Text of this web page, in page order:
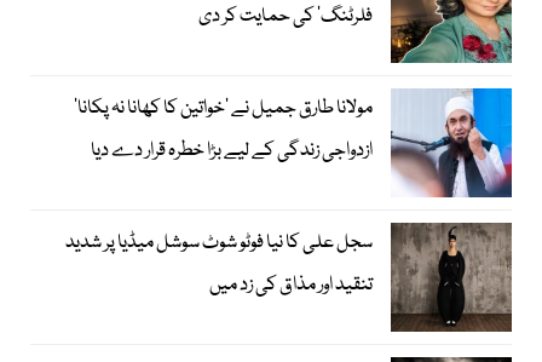
فلرٹنگ‘ کی حمایت کر دی
مولانا طارق جمیل نے ’خواتین کا کھانا نہ پکانا‘
ازدواجی زندگی کے لیے بڑا خطرہ قرار دے دیا
سجل علی کا نیا فوٹو شوٹ سوشل میڈیا پر شدید
تنقید اور مذاق کی زد میں